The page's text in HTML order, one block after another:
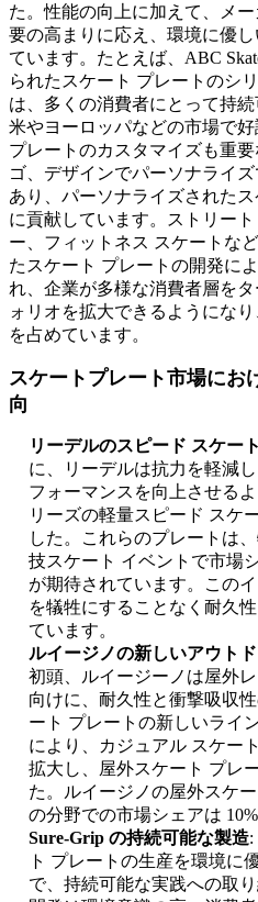
た。性能の向上に加えて、メ
要の高まりに応え、環境に優
ています。たとえば、ABC
られたスケート プレートのシ
は、多くの消費者にとって持
米やヨーロッパなどの市場で
プレートのカスタマイズも重
ゴ、デザインでパーソナライ
あり、パーソナライズされた
に貢献しています。ストリー
ー、フィットネス スケートな
たスケート プレートの開発に
れ、企業が多様な消費者層を
ォリオを拡大できるようにな
を占めています。
スケートプレート市場にお
向
リーデルのスピード スケー
に、リーデルは抗力を軽減
フォーマンスを向上させる
リーズの軽量スピード スケ
した。これらのプレートは
技スケート イベントで市場
が期待されています。この
を犠牲にすることなく耐久
ています。
ルイージノの新しいアウト
初頭、ルイージーノは屋外
向けに、耐久性と衝撃吸収
ート プレートの新しいライ
により、カジュアル スケー
拡大し、屋外スケート プレ
た。ルイージノの屋外スケ
の分野での市場シェアは
Sure-Grip の持続可能な製造:
ト プレートの生産を環境に
で、持続可能な実践への取